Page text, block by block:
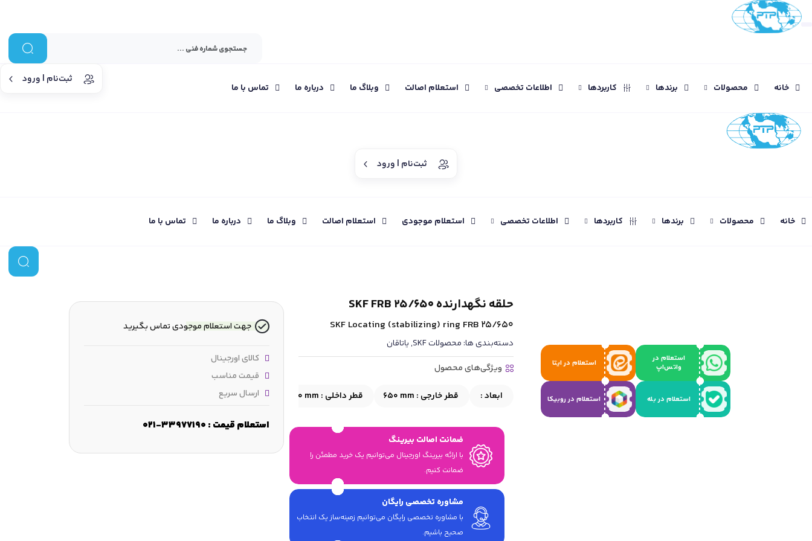
ثبت‌نام | ورود
خانه محصولات برندها کاربردها اطلاعات تخصصی استعلام اصالت وبلاگ ما درباره ما تماس با ما
ثبت‌نام | ورود
خانه محصولات برندها کاربردها اطلاعات تخصصی استعلام موجودی استعلام اصالت وبلاگ ما درباره ما تماس با ما
استعلام در
واتس‌اپ
استعلام در ایتا
استعلام در بله استعلام در روبیکا
حلقه نگهدارنده SKF FRB 25/650
SKF Locating (stabilizing) ring FRB 25/650
دسته‌بندی ها: محصولات SKF ,یاتاقان
ویژگی‌های محصول
ابعاد : قطر خارجی : 650 mm قطر داخلی : 610 mm عرض :25 mm
ضمانت اصالت بیرینگ
با ارائه بیرینگ اورجینال می‎‌توانیم یک خرید مطمئن را
ضمانت کنیم.
مشاوره تخصصی رایگان
با مشاوره تخصصی رایگان می‌توانیم زمینه‌ساز یک انتخاب
صحیح باشیم.
جهت استعلام موجودی تماس بگیرید
کالای اورجینال
قیمت مناسب
ارسال سریع
استعلام قیمت : 33977190-021